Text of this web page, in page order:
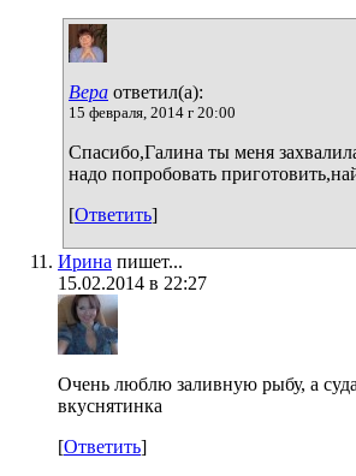
Вера ответил(а):
15 февраля, 2014 г 20:00
Спасибо,Галина ты меня
надо попробовать
[Ответить]
Ирина пишет...
15.02.2014 в 22:27
Очень люблю заливную рыбу, а
вкуснятинка
[Ответить]